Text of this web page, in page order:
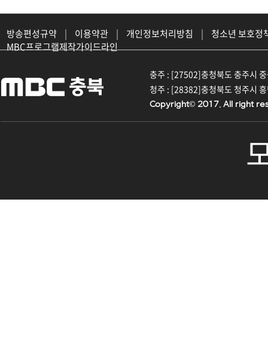
방송편성규약 | 이용약관 | 개인정보처리방침 |
청소년 보호정
MBC프로그램제작가이드라인
충주 : [27502]충청북도 충주시
청주 : [28382]충청북도 청주시
Copyright© 2017. All right